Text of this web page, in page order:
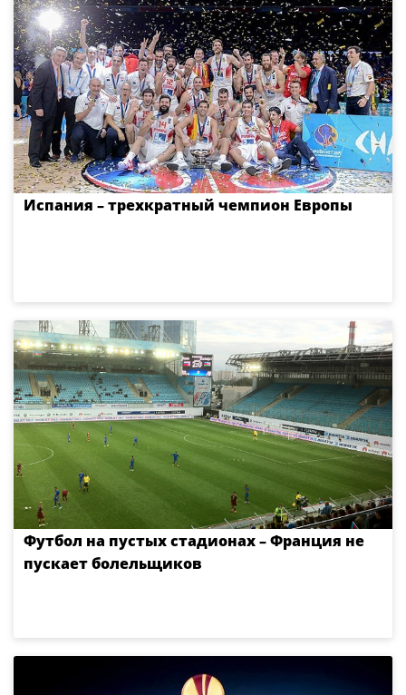
Испания – трехкратный чемпион Европы
Футбол на пустых стадионах – Франция не
пускает болельщиков